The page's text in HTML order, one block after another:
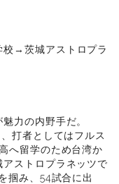
→茨城アストロプラ
力の内野手だ。
打者としてはフルス
へ留学のため台湾か
ストロプラネッツで
掴み、54試合に出